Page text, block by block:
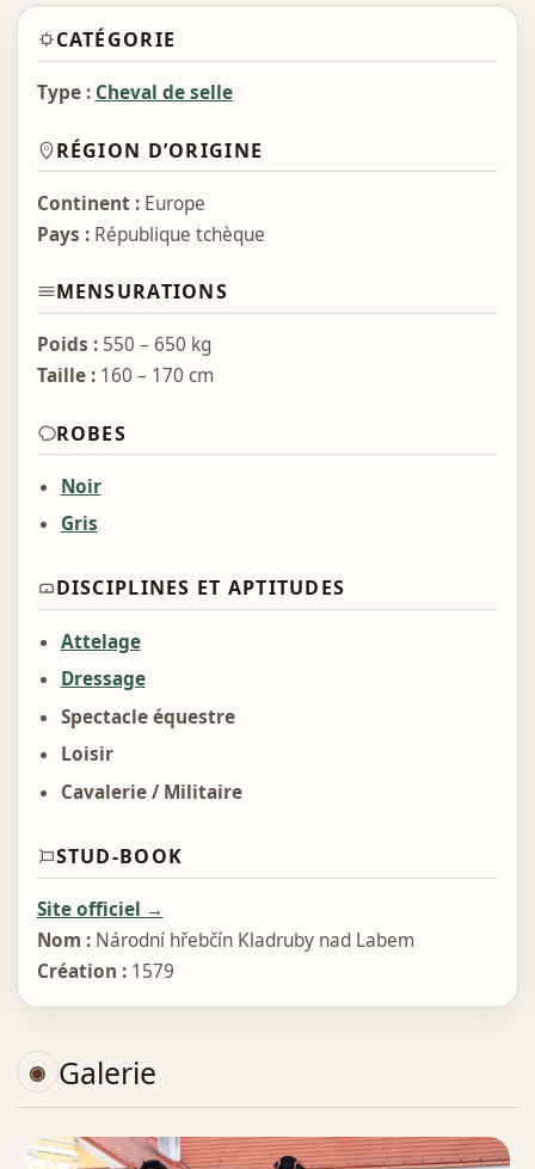
CATÉGORIE
Type : Cheval de selle
RÉGION D’ORIGINE
Continent :Europe
Pays :République tchèque
MENSURATIONS
Poids :550 – 650 kg
Taille :160 – 170 cm
ROBES
Noir
Gris
DISCIPLINES ET APTITUDES
Attelage
Dressage
Spectacle équestre
Loisir
Cavalerie / Militaire
STUD-BOOK
Site officiel →
Nom :Národní hřebčín Kladruby nad Labem
Création :1579
Galerie